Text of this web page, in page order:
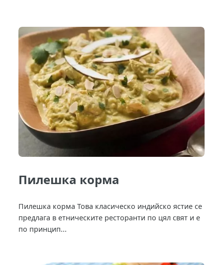
Пилешка корма
Пилешка корма Това класическо индийско ястие се
предлага в етническите ресторанти по цял свят и е
по принцип...